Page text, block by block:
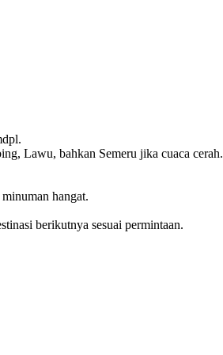
Lawu, bahkan Semeru jika cuaca cerah.
hangat.
berikutnya sesuai permintaan.